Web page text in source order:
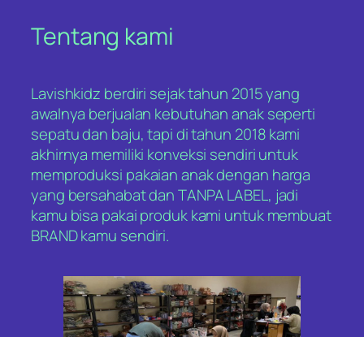
Tentang kami
Lavishkidz berdiri sejak tahun 2015 yang
awalnya berjualan kebutuhan anak seperti
sepatu dan baju, tapi di tahun 2018 kami
akhirnya memiliki konveksi sendiri untuk
memproduksi pakaian anak dengan harga
yang bersahabat dan TANPA LABEL, jadi
kamu bisa pakai produk kami untuk membuat
BRAND kamu sendiri.